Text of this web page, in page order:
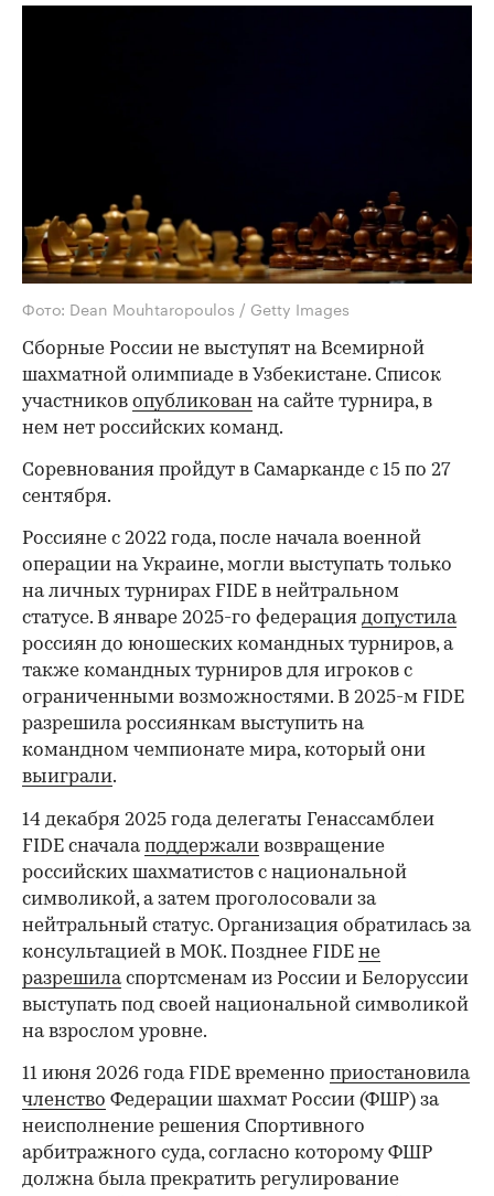
Фото: Dean Mouhtaropoulos / Getty Images
Сборные России не выступят на Всемирной
шахматной олимпиаде в Узбекистане. Список
участников опубликован на сайте турнира, в
нем нет российских команд.
Соревнования пройдут в Самарканде с 15 по 27
сентября.
Россияне с 2022 года, после начала военной
операции на Украине, могли выступать только
на личных турнирах FIDE в нейтральном
статусе. В январе 2025-го федерация допустила
россиян до юношеских командных турниров, а
также командных турниров для игроков с
ограниченными возможностями. В 2025-м FIDE
разрешила россиянкам выступить на
командном чемпионате мира, который они
выиграли.
00:00 / 00:00
14 декабря 2025 года делегаты Генассамблеи
FIDE сначалаподдержали возвращение
российских шахматистов с национальной
символикой, а затем проголосовали за
нейтральный статус. Организация обратилась за
консультацией в МОК. Позднее FIDE не
разрешиласпортсменам из России и Белоруссии
выступать под своей национальной символикой
на взрослом уровне.
11 июня 2026 года FIDE временно приостановила
членство Федерации шахмат России (ФШР) за
неисполнение решения Спортивного
арбитражного суда, согласно которому ФШР
должна была прекратить регулирование